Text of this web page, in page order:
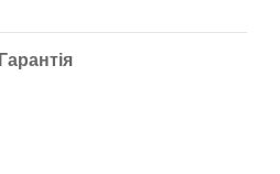
Гарантія